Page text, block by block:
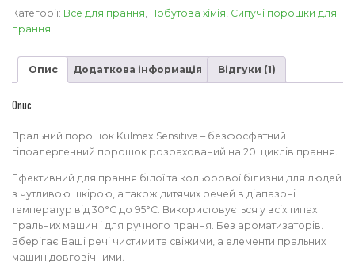
Sensitive
кількість
Категорії: Все для прання Побутова хімія Сипучі порошки для
прання
Опис Додаткова інформація Відгуки (1)
Опис
Пральний порошок Kulmex Sensitive – безфосфатний
гіпоалергенний порошок розрахований на 20 циклів прання.
Ефективний для прання білої та кольорової білизни для людей
з чутливою шкірою, а також дитячих речей в діапазоні
температур від 30°C до 95°C. Використовується у всіх типах
пральних машин і для ручного прання. Без ароматизаторів.
Зберігає Ваші речі чистими та свіжими, а елементи пральних
машин довговічними.